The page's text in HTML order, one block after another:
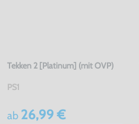
Tekken 2 [Platinum] (mit OVP)
PS1
ab 26,99 €